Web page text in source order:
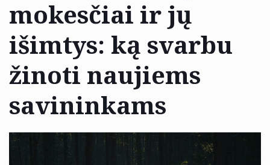
mokesčiai ir jų
išimtys: ką svarbu
žinoti naujiems
savininkams